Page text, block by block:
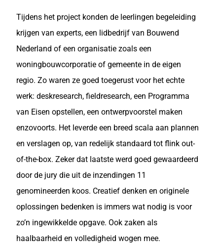
Tijdens het project konden de leerlingen begeleiding
krijgen van experts, een lidbedrijf van Bouwend
Nederland of een organisatie zoals een
woningbouwcorporatie of gemeente in de eigen
regio. Zo waren ze goed toegerust voor het echte
werk: deskresearch, fieldresearch, een Programma
van Eisen opstellen, een ontwerpvoorstel maken
enzovoorts. Het leverde een breed scala aan plannen
en verslagen op, van redelijk standaard tot flink out-
of-the-box. Zeker dat laatste werd goed gewaardeerd
door de jury die uit de inzendingen 11
genomineerden koos. Creatief denken en originele
oplossingen bedenken is immers wat nodig is voor
zo’n ingewikkelde opgave. Ook zaken als
haalbaarheid en volledigheid wogen mee.